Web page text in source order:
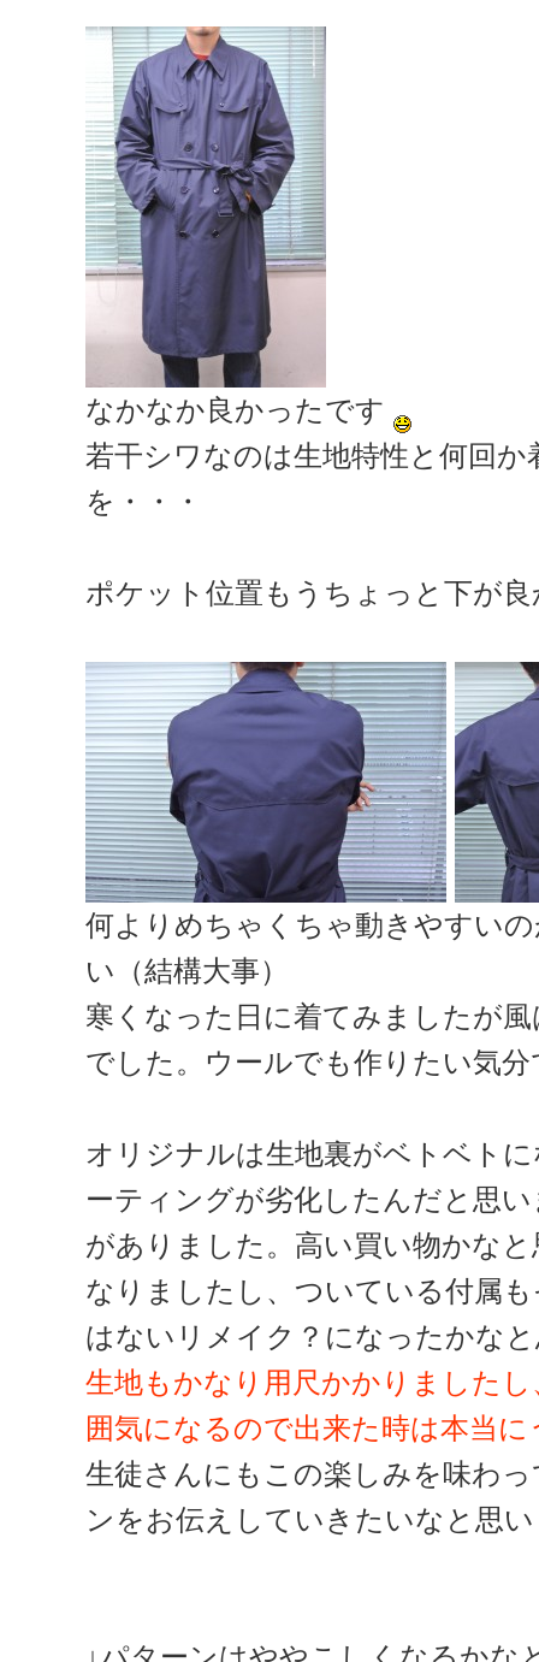
なかなか良かったです
若干シワなのは生地特性と何回
を・・・
ポケット位置もうちょっと下が
何よりめちゃくちゃ動きやすい
い（結構大事）
寒くなった日に着てみましたが
でした。ウールでも作りたい気
オリジナルは生地裏がベトベト
ーティングが劣化したんだと思
がありました。高い買い物かな
なりましたし、ついている付属
はないリメイク？になったかな
生地もかなり用尺かかりました
囲気になるので出来た時は本当
生徒さんにもこの楽しみを味わ
ンをお伝えしていきたいなと思